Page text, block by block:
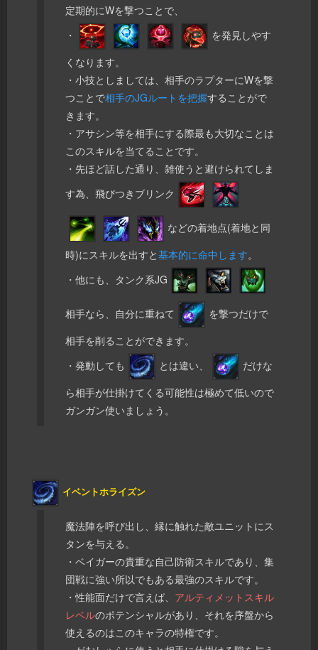
定期的にWを撃つことで、
・
を発見しやす
くなります。
・小技としましては、相手のラプターにWを撃
つことで相手のJGルートを把握することがで
きます。
・アサシン等を相手にする際最も大切なことは
このスキルを当てることです。
・先ほど話した通り、雑使うと避けられてしま
す為、飛びつきブリンク
などの着地点(着地と同
時)にスキルを出すと基本的に命中します。
・他にも、タンク系JG
相手なら、自分に重ねて
を撃つだけで
相手を削ることができます。
・発動しても
とは違い、
だけな
ら相手が仕掛けてくる可能性は極めて低いので
ガンガン使いましょう。
イベントホライズン
魔法陣を呼び出し、縁に触れた敵ユニットにス
タンを与える。
・ベイガーの貴重な自己防衛スキルであり、集
団戦に強い所以でもある最強のスキルです。
・性能面だけで言えば、 アルティメットスキル
レベルのポテンシャルがあり、それを序盤から
使えるのはこのキャラの特権です。